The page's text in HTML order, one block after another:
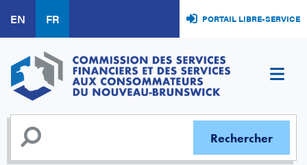
au
contenu
principal
EN FR PORTAIL LIBRE-SERVICE